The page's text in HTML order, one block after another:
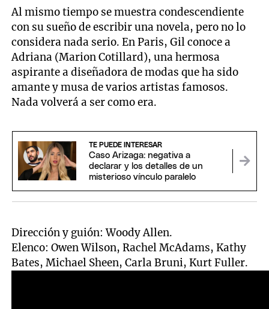
Al mismo tiempo se muestra condescendiente
con su sueño de escribir una novela, pero no lo
considera nada serio. En Paris, Gil conoce a
Adriana (Marion Cotillard), una hermosa
aspirante a diseñadora de modas que ha sido
amante y musa de varios artistas famosos.
Nada volverá a ser como era.
TE PUEDE INTERESAR
Caso Arizaga: negativa a
declarar y los detalles de un
misterioso vínculo paralelo
Dirección y guión: Woody Allen.
Elenco: Owen Wilson, Rachel McAdams, Kathy
Bates, Michael Sheen, Carla Bruni, Kurt Fuller.